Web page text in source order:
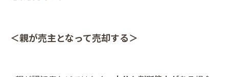
＜親が売主となって売却する＞